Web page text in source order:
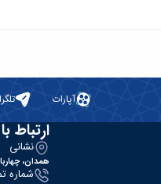
آپارات
ارتباط
نشانی
همدان،
شماره